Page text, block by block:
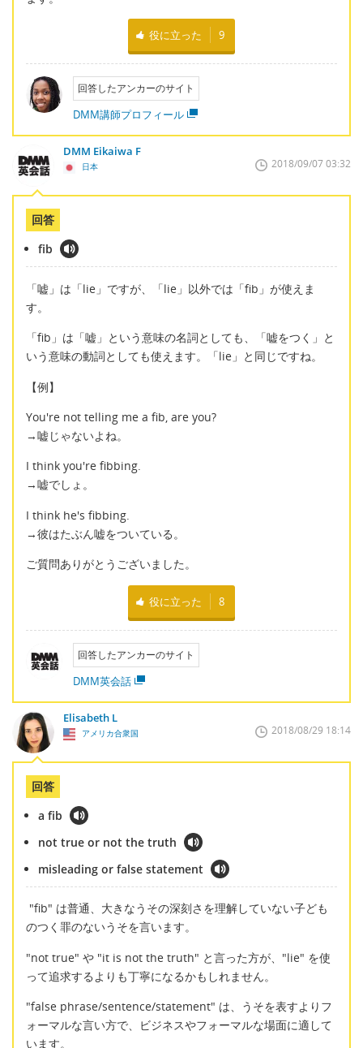
役に立った 9
回答したアンカーのサイト
DMM講師プロフィール
DMM Eikaiwa F
日本 2018/09/07 03:32
回答
fib
「嘘」は「lie」ですが、「lie」以外では「fib」が使えま
す。
「fib」は「嘘」という意味の名詞としても、「嘘をつく」と
いう意味の動詞としても使えます。「lie」と同じですね。
【例】
You're not telling me a fib, are you?
→嘘じゃないよね。
I think you're fibbing.
→嘘でしょ。
I think he's fibbing.
→彼はたぶん嘘をついている。
ご質問ありがとうございました。
役に立った 8
回答したアンカーのサイト
DMM英会話
Elisabeth L
アメリカ合衆国 2018/08/29 18:14
回答
a fib
not true or not the truth
misleading or false statement
"fib" は普通、大きなうその深刻さを理解していない子ども
のつく罪のないうそを言います。
"not true" や "it is not the truth" と言った方が、"lie" を使
って追求するよりも丁寧になるかもしれません。
"false phrase/sentence/statement" は、うそを表すよりフ
ォーマルな言い方で、ビジネスやフォーマルな場面に適して
います。